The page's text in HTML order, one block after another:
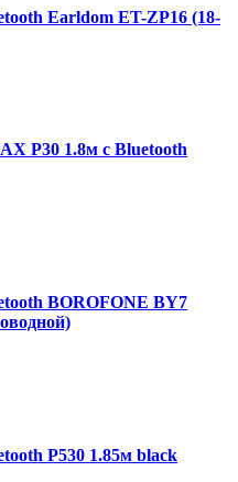
Earldom ET-ZP16 (18-
P30 1.8м с Bluetooth
BOROFONE BY7
P530 1.85м black